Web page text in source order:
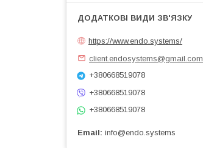
https://www.endo.systems/
client.endosystems@gmail.com
+380668519078
+380668519078
+380668519078
Email info@endo.systems